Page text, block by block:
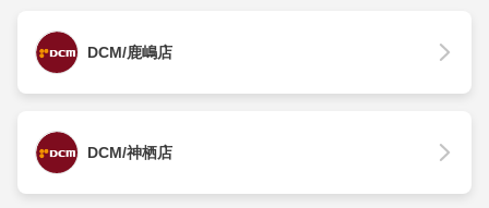
DCM/鹿嶋店
DCM/神栖店